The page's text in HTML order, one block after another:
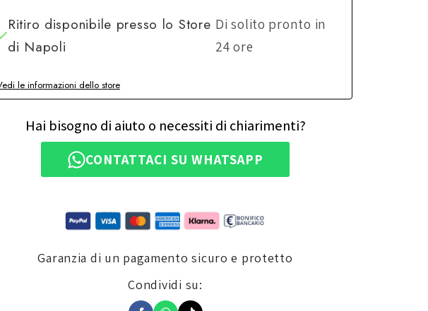
Ritiro disponibile presso lo Store
di Napoli
Di solito pronto in
24 ore
le informazioni dello store
Hai bisogno di aiuto o necessiti di chiarimenti?
CONTATTACI SU WHATSAPP
Garanzia di un pagamento sicuro e protetto
Condividi su: